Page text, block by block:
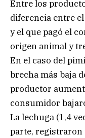
Entre los
diferencia entre
y el que pagó el
origen animal y
En el caso del
brecha más baja
productor
consumidor
La lechuga (1,4
parte, registraron